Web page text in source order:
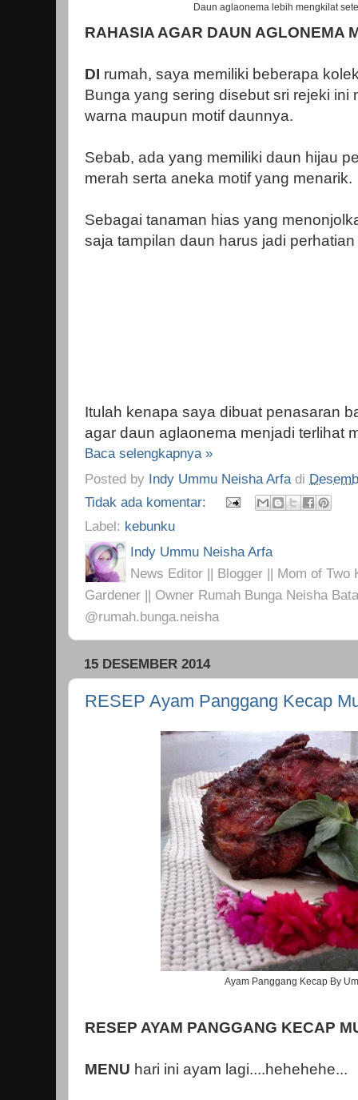
Daun aglaonema lebih mengkilat
RAHASIA AGAR DAUN AGLONEMA
DI rumah, saya memiliki beberapa
Bunga yang sering disebut sri rejeki ini
warna maupun motif daunnya.
Sebab, ada yang memiliki daun hijau
merah serta aneka motif yang menarik.
Sebagai tanaman hias yang
saja tampilan daun harus jadi
Itulah kenapa saya dibuat penasaran
agar daun aglaonema menjadi terlihat
Baca selengkapnya »
Posted by Indy Ummu Neisha Arfa di
Tidak ada komentar:
Label: kebunku
Indy Ummu Neisha Arfa
News Editor || Blogger || Mom of Two
Gardener || Owner Rumah Bunga Neisha
@rumah.bunga.neisha
15 DESEMBER 2014
RESEP Ayam Panggang Kecap
Ayam Panggang Kecap By
RESEP AYAM PANGGANG KECAP
MENU hari ini ayam lagi....hehehehe...